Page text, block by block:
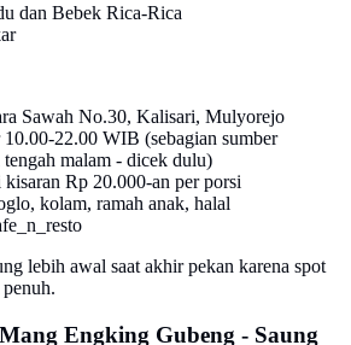
dan Bebek Rica-Rica
Sawah No.30, Kalisari, Mulyorejo
10.00-22.00 WIB (sebagian sumber
malam - dicek dulu)
Rp 20.000-an per porsi
kolam, ramah anak, halal
lebih awal saat akhir pekan karena spot
Engking Gubeng - Saung